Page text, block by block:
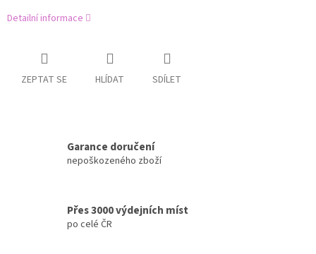
Detailní informace
ZEPTAT SE HLÍDAT SDÍLET
Garance doručení
nepoškozeného zboží
Přes 3000 výdejních míst
po celé ČR